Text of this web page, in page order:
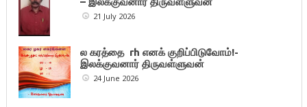
21 July 2026
ல கரத்தை rh எனக் குறிப்பிடுவோம்!-
இலக்குவனார் திருவள்ளுவன்
24 June 2026